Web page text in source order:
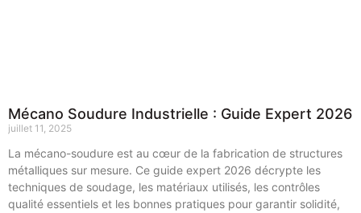
Mécano Soudure Industrielle : Guide Expert 2026
juillet 11, 2025
La mécano-soudure est au cœur de la fabrication de structures
métalliques sur mesure. Ce guide expert 2026 décrypte les
techniques de soudage, les matériaux utilisés, les contrôles
qualité essentiels et les bonnes pratiques pour garantir solidité,